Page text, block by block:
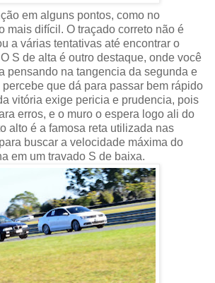
em alguns pontos, como no
mais difícil. O traçado correto não é
a várias tentativas até encontrar o
S de alta é outro destaque, onde você
pensando na tangencia da segunda e
que dá para passar bem rápido
vitória exige pericia e prudencia, pois
erros, e o muro o espera logo ali do
alto é a famosa reta utilizada nas
buscar a velocidade máxima do
em um travado S de baixa.